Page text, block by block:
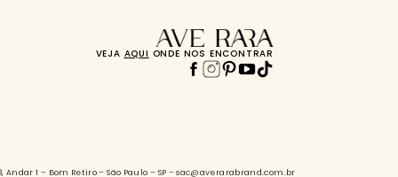
VEJA AQUI ONDE NOS ENCONTRAR
Andar 1 – Bom Retiro – São Paulo – SP – sac@averarabrand.com.br